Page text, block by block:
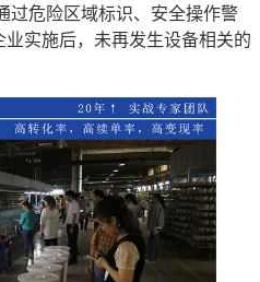
过危险区域标识、安全操作警
实施后，未再发生设备相关的